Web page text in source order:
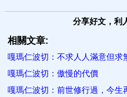
分享好文，利
相關文章:
嘎瑪仁波切：不求人人滿意但求
嘎瑪仁波切：傲慢的代價
嘎瑪仁波切：前世修行過，今生